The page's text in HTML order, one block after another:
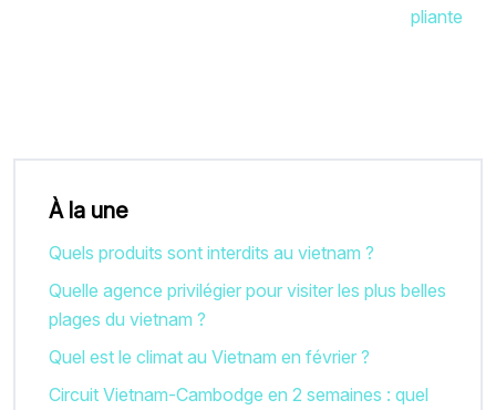
pliante
À la une
Quels produits sont interdits au vietnam ?
Quelle agence privilégier pour visiter les plus belles
plages du vietnam ?
Quel est le climat au Vietnam en février ?
Circuit Vietnam-Cambodge en 2 semaines : quel